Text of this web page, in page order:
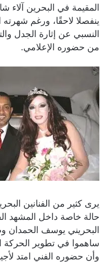
المقيمة في البحرين آلاء
ينفصلا لاحقًا، ورغم شهرته
النسبي عن إثارة الجدل
من حضوره الإعلامي.
يرى كثير من الفنانين
حالة خاصة داخل المشهد
البحريني يوسف الحمدان
ساهموا في تطوير الحركة
وأن حضوره الفني امتد